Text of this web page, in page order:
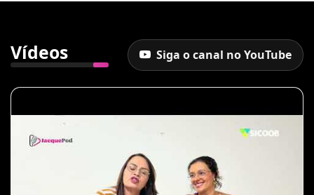
Vídeos Siga o canal no YouTube